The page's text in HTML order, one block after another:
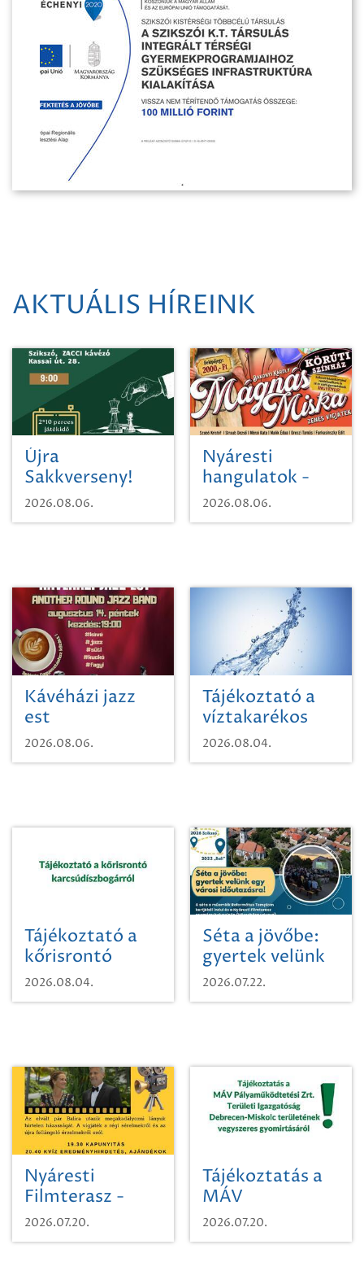
AKTUÁLIS HÍREINK
Újra
Sakkverseny!
2026.08.06.
Nyáresti
hangulatok -
Mágnás Miska
2026.08.06.
Kávéházi jazz
est
2026.08.06.
Tájékoztató a
víztakarékos
vízhasználatról
2026.08.04.
Tájékoztató a
kőrisrontó
karcsúdíszbogárról
2026.08.04.
Séta a jövőbe:
gyertek velünk
egy városi
időutazásra!
2026.07.22.
Nyáresti
Filmterasz -
Beugró a
Paradicsomba
2026.07.20.
Tájékoztatás a
MÁV
Pályaműködtetési
Zrt. Területi
2026.07.20.